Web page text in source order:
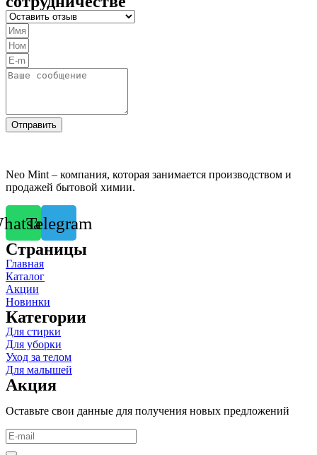
Отправить
Neo Mint – компания, которая занимается производством и
продажей бытовой химии.
Telegram
Страницы
Главная
Каталог
Акции
Новинки
Категории
Для стирки
Для уборки
Уход за телом
Для малышей
Акция
Оставьте свои данные для получения новых предложений